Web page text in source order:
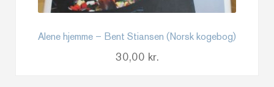
Alene hjemme – Bent Stiansen (Norsk kogebog)
30,00 kr.